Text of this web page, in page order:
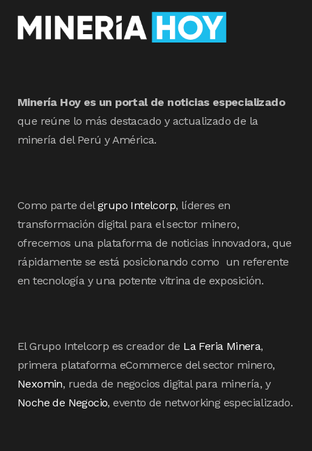
Minería Hoy es un portal de noticias especializado
que reúne lo más destacado y actualizado de la
minería del Perú y América.
Como parte delgrupo Intelcorp, líderes en
transformación digital para el sector minero,
ofrecemos una plataforma de noticias innovadora, que
rápidamente se está posicionando como un referente
en tecnología y una potente vitrina de exposición.
El Grupo Intelcorp es creador de La Feria Minera,
primera plataforma eCommerce del sector minero,
Nexomin, rueda de negocios digital para minería, y
Noche de Negocio, evento de networking especializado.